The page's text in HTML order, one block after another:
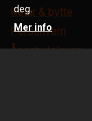
Retur & bytte
Personvern
Åpenhetsloven
deg.
Mer info